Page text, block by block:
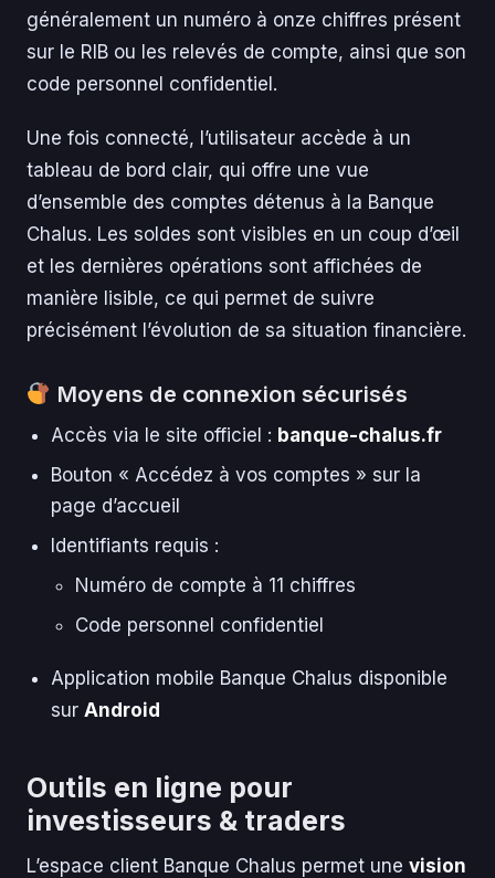
généralement un numéro à onze chiffres présent
sur le RIB ou les relevés de compte, ainsi que son
code personnel confidentiel.
Une fois connecté, l’utilisateur accède à un
tableau de bord clair, qui offre une vue
d’ensemble des comptes détenus à la Banque
Chalus. Les soldes sont visibles en un coup d’œil
et les dernières opérations sont affichées de
manière lisible, ce qui permet de suivre
précisément l’évolution de sa situation financière.
Moyens de connexion sécurisés
Accès via le site officiel : banque-chalus.fr
Bouton « Accédez à vos comptes » sur la
page d’accueil
Identifiants requis :
Numéro de compte à 11 chiffres
Code personnel confidentiel
Application mobile Banque Chalus disponible
sur Android
Outils en ligne pour
investisseurs & traders
L’espace client Banque Chalus permet une vision